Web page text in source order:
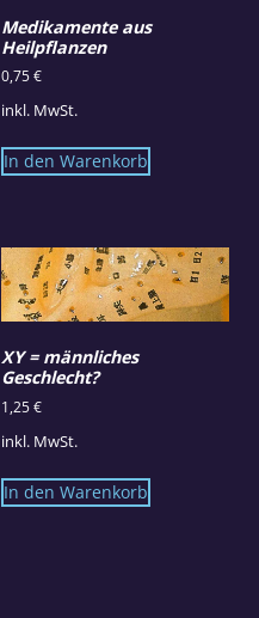
Medikamente aus
Heilpflanzen
0,75€
inkl. MwSt.
In den Warenkorb
XY = männliches
Geschlecht?
1,25€
inkl. MwSt.
In den Warenkorb